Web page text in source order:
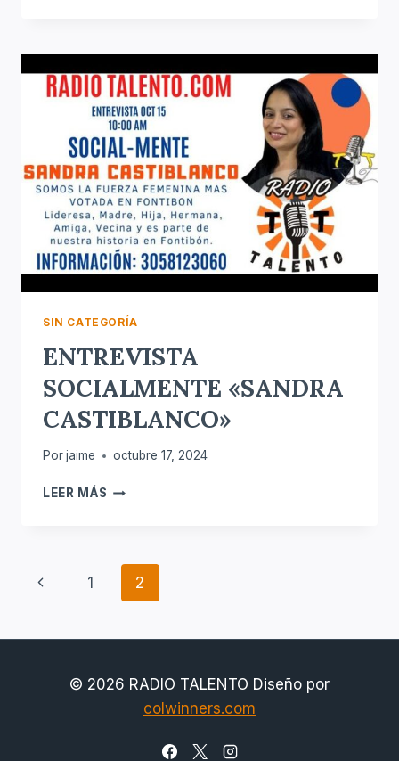
«INGRID
FALLA»
SIN CATEGORÍA
ENTREVISTA
SOCIALMENTE «SANDRA
CASTIBLANCO»
Porjaime octubre 17, 2024
LEER MÁS ENTREVISTA
Navegación
Página
1 2
© 2026 RADIO TALENTO Diseño por
colwinners.com